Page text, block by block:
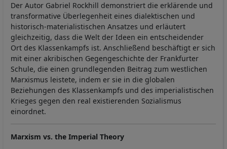
Der Autor Gabriel Rockhill demonstriert die erklärende und
transformative Überlegenheit eines dialektischen und
historisch-materialistischen Ansatzes und erläutert
gleichzeitig, dass die Welt der Ideen ein entscheidender
Ort des Klassenkampfs ist. Anschließend beschäftigt er sich
mit einer akribischen Gegengeschichte der Frankfurter
Schule, die einen grundlegenden Beitrag zum westlichen
Marxismus leistete, indem er sie in die globalen
Beziehungen des Klassenkampfs und des imperialistischen
Krieges gegen den real existierenden Sozialismus
einordnet.
Marxism vs. the Imperial Theory